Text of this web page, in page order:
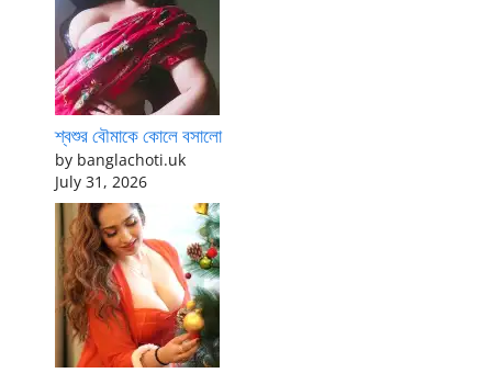
শ্বশুর বৌমাকে কোলে বসালো
by banglachoti.uk
July 31, 2026